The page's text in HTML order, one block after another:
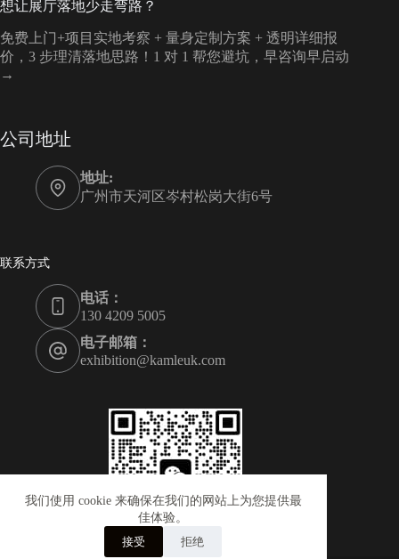
我们使用 cookie 来确保在我们的网站上为您提供最
佳体验。
接受 拒绝
想让展厅落地少走弯路？
免费上门+项目实地考察 + 量身定制方案 + 透明详细报
价，3 步理清落地思路！1 对 1 帮您避坑，早咨询早启动
→
公司地址
地址:
广州市天河区岑村松岗大街6号
联系方式
电话：
130 4209 5005
电子邮箱：
exhibition@kamleuk.com